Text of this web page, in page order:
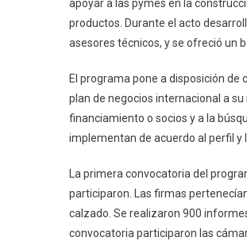
apoyar a las pymes en la
productos. Durante el acto
asesores técnicos, y se ofreció un
El programa pone a disposición
plan de negocios internacional a
financiamiento o socios y a la
implementan de acuerdo al perfil y
La primera convocatoria del
participaron. Las firmas
calzado. Se realizaron 900
convocatoria participaron las